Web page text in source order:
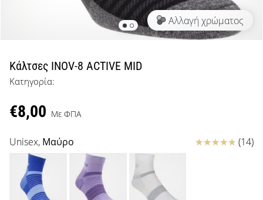
μπάσκετ
όπως
εμείς;
μαζί
ως
πρεσβευτής
της
μάρκας
μας.
Αλλαγή χρώματος
Κάλτσες INOV-8 ACTIVE MID
Κατηγορία:
€8,00 Με ΦΠΑ
Unisex, Μαύρο Κριτικές (14)